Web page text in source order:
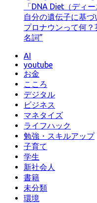
「DNA Diet（ディ
自分の遺伝子に基
プロナウンって何
名詞”
AI
youtube
お金
こころ
デジタル
ビジネス
マネタイズ
ライフハック
勉強・スキルアップ
子育て
学生
新社会人
書籍
未分類
環境